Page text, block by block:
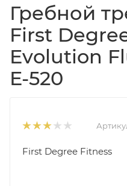
Гребной
First
Evolution
E-520
First Degree Fitness